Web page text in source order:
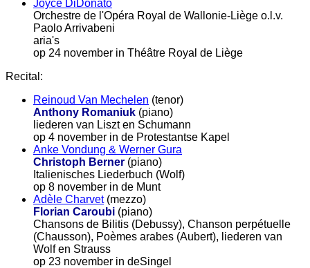
Joyce DiDonato
Orchestre de l'Opéra Royal de Wallonie-Liège o.l.v.
Paolo Arrivabeni
aria's
op 24 november in Théâtre Royal de Liège
Recital:
Reinoud Van Mechelen (tenor)
Anthony Romaniuk (piano)
liederen van Liszt en Schumann
op 4 november in de Protestantse Kapel
Anke Vondung & Werner Gura
Christoph Berner (piano)
Italienisches Liederbuch (Wolf)
op 8 november in de Munt
Adèle Charvet(mezzo)
Florian Caroubi (piano)
Chansons de Bilitis (Debussy), Chanson perpétuelle
(Chausson), Poèmes arabes (Aubert), liederen van
Wolf en Strauss
op 23 november in deSingel